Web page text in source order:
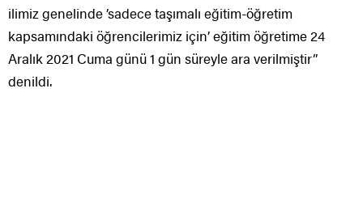
ilimiz genelinde ’sadece taşımalı eğitim-öğretim
kapsamındaki öğrencilerimiz için’ eğitim öğretime 24
Aralık 2021 Cuma günü 1 gün süreyle ara verilmiştir”
denildi.